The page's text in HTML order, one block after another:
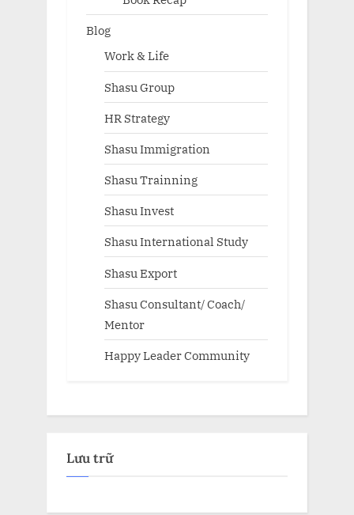
Blog
Work & Life
Shasu Group
HR Strategy
Shasu Immigration
Shasu Trainning
Shasu Invest
Shasu International Study
Shasu Export
Shasu Consultant/ Coach/
Mentor
Happy Leader Community
Lưu trữ